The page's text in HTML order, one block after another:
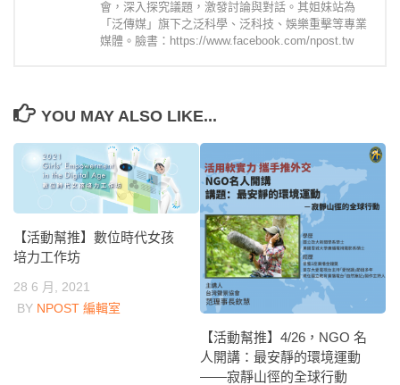
會，深入探究議題，激發討論與對話。其姐妹站為
「泛傳媒」旗下之泛科學、泛科技、娛樂重擊等專業
媒體。臉書：https://www.facebook.com/npost.tw
YOU MAY ALSO LIKE...
【活動幫推】數位時代女孩
培力工作坊
28 6 月, 2021
BY NPOST 編輯室
【活動幫推】4/26，NGO 名
人開講：最安靜的環境運動
——寂靜山徑的全球行動